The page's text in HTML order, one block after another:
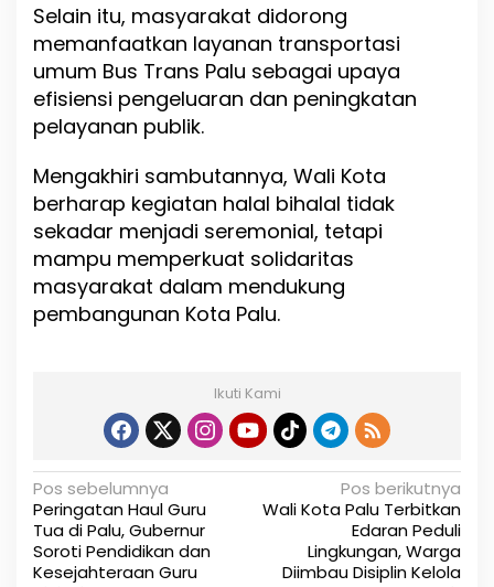
Selain itu, masyarakat didorong
memanfaatkan layanan transportasi
umum Bus Trans Palu sebagai upaya
efisiensi pengeluaran dan peningkatan
pelayanan publik.
Mengakhiri sambutannya, Wali Kota
berharap kegiatan halal bihalal tidak
sekadar menjadi seremonial, tetapi
mampu memperkuat solidaritas
masyarakat dalam mendukung
pembangunan Kota Palu.
Ikuti Kami
N
a
v
Pos sebelumnya
Peringatan Haul Guru
Tua di Palu, Gubernur
Soroti Pendidikan dan
Kesejahteraan Guru
Pos berikutnya
Wali Kota Palu Terbitkan
Edaran Peduli
Lingkungan, Warga
Diimbau Disiplin Kelola